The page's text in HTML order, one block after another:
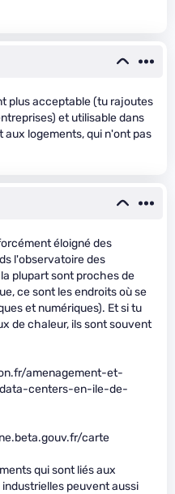
plus acceptable (tu rajoutes
et utilisable dans
aux logements, qui n'ont pas
éloigné des
l'observatoire des
plupart sont proches de
ce sont les endroits où se
et numériques). Et si tu
de chaleur, ils sont souvent
amenagement-et-
centers-en-ile-de-
carte
qui sont liés aux
peuvent aussi